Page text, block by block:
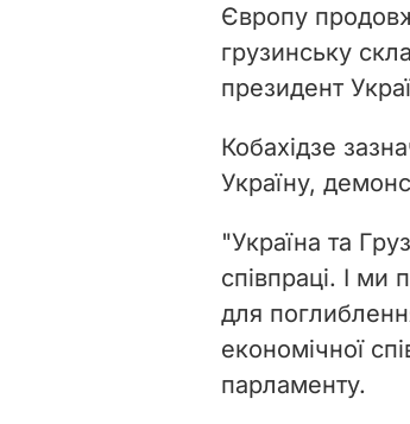
Європу
грузинську
президент
Кобахідзе
Україну,
"Україна та
співпраці. І
для
економічної
парламенту.